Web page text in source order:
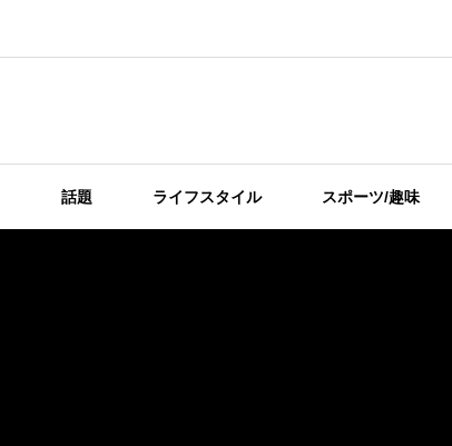
話題 ライフスタイル スポーツ/趣味